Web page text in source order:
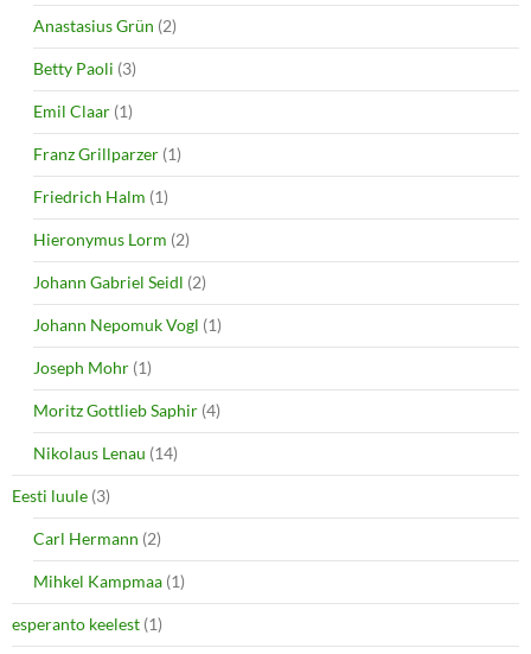
) w
)
Anastasius Grün (2)
Betty Paoli (3)
Emil Claar (1)
Franz Grillparzer (1)
Friedrich Halm (1)
Hieronymus Lorm (2)
Johann Gabriel Seidl (2)
Johann Nepomuk Vogl (1)
Joseph Mohr (1)
Moritz Gottlieb Saphir (4)
Nikolaus Lenau (14)
Eesti luule (3)
Carl Hermann (2)
Mihkel Kampmaa (1)
esperanto keelest (1)